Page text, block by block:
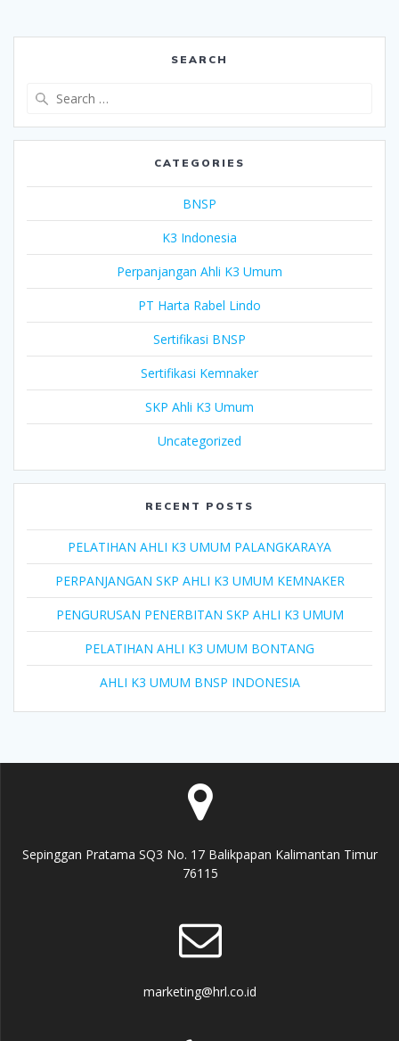
SEARCH
CATEGORIES
BNSP
K3 Indonesia
Perpanjangan Ahli K3 Umum
PT Harta Rabel Lindo
Sertifikasi BNSP
Sertifikasi Kemnaker
SKP Ahli K3 Umum
Uncategorized
RECENT POSTS
PELATIHAN AHLI K3 UMUM PALANGKARAYA
PERPANJANGAN SKP AHLI K3 UMUM KEMNAKER
PENGURUSAN PENERBITAN SKP AHLI K3 UMUM
PELATIHAN AHLI K3 UMUM BONTANG
AHLI K3 UMUM BNSP INDONESIA
Sepinggan Pratama SQ3 No. 17 Balikpapan Kalimantan Timur
76115
marketing@hrl.co.id